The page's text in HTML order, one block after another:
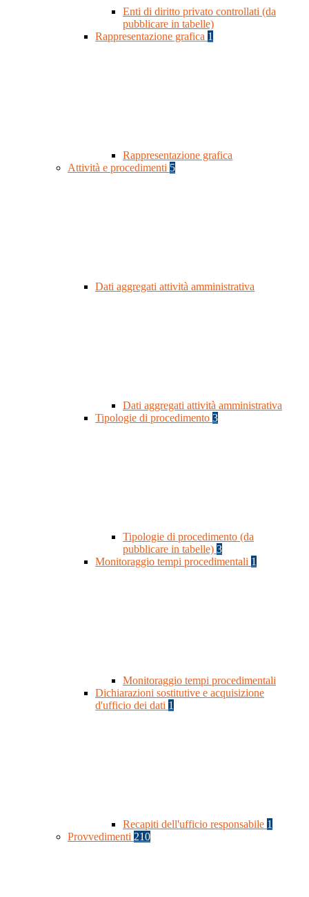
Enti di diritto privato controllati (da
pubblicare in tabelle)
Rappresentazione grafica 1
Rappresentazione grafica
Attività e procedimenti 5
Dati aggregati attività amministrativa
Dati aggregati attività amministrativa
Tipologie di procedimento 3
Tipologie di procedimento (da
pubblicare in tabelle) 3
Monitoraggio tempi procedimentali 1
Monitoraggio tempi procedimentali
Dichiarazioni sostitutive e acquisizione
d'ufficio dei dati 1
Recapiti dell'ufficio responsabile 1
Provvedimenti 210